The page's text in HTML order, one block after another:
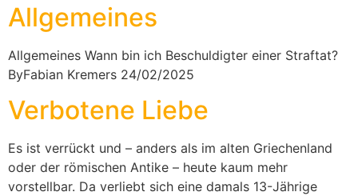
Allgemeines
Allgemeines Wann bin ich Beschuldigter einer Straftat?
ByFabian Kremers 24/02/2025
Verbotene Liebe
Es ist verrückt und – anders als im alten Griechenland
oder der römischen Antike – heute kaum mehr
vorstellbar. Da verliebt sich eine damals 13-Jährige